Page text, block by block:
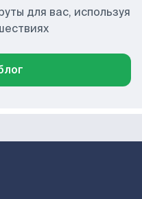
для вас, используя